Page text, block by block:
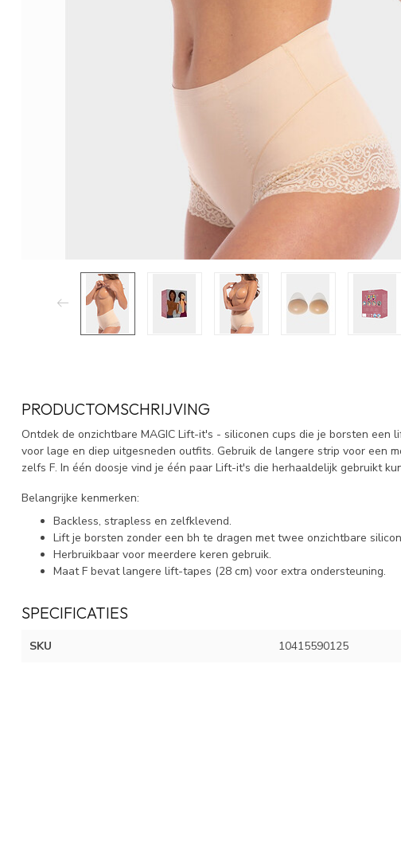
PRODUCTOMSCHRIJVING
Ontdek de onzichtbare MAGIC Lift-it's - siliconen cups die je borsten een
voor lage en diep uitgesneden outfits. Gebruik de langere strip voor een
zelfs F. In één doosje vind je één paar Lift-it's die herhaaldelijk gebruikt
Belangrijke kenmerken:
Backless, strapless en zelfklevend.
Lift je borsten zonder een bh te dragen met twee onzichtbare
Herbruikbaar voor meerdere keren gebruik.
Maat F bevat langere lift-tapes (28 cm) voor extra ondersteuning.
SPECIFICATIES
SKU 10415590125